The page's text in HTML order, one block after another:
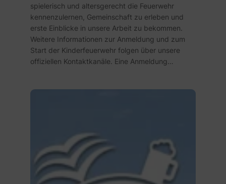
spielerisch und altersgerecht die Feuerwehr
kennenzulernen, Gemeinschaft zu erleben und
erste Einblicke in unsere Arbeit zu bekommen.
Weitere Informationen zur Anmeldung und zum
Start der Kinderfeuerwehr folgen über unsere
offiziellen Kontaktkanäle. Eine Anmeldung…